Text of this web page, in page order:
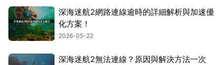
深海迷航2網路連線逾時的詳細解析與加速優
化方案！
2026-05-22
深海迷航2無法連線？原因與解決方法一次